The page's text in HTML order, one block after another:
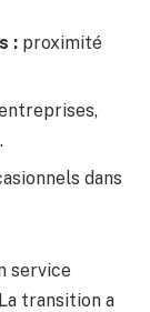
: proximité
dans
service
transition a